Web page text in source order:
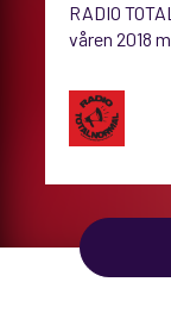
RADIO
våren 2018